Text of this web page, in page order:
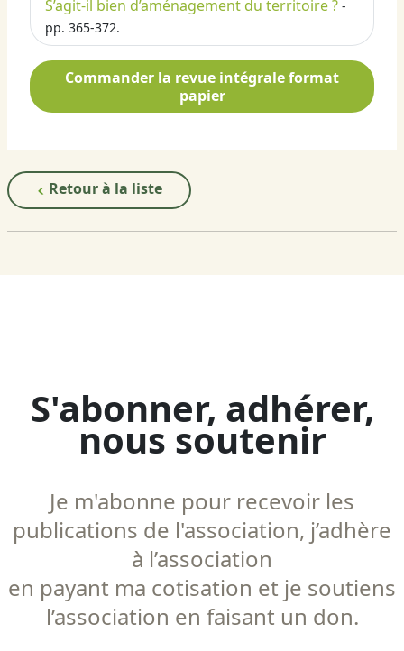
S’agit-il bien d’aménagement du territoire ? -
pp. 365-372.
Commander la revue intégrale format
papier
Retour à la liste
S'abonner, adhérer,
nous soutenir
Je m'abonne pour recevoir les
publications de l'association, j’adhère
à l’association
en payant ma cotisation et je soutiens
l’association en faisant un don.